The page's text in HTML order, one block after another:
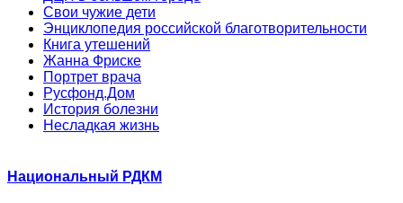
Свои чужие дети
Энциклопедия российской благотворительности
Книга утешений
Жанна Фриске
Портрет врача
Русфонд.Дом
История болезни
Несладкая жизнь
Национальный РДКМ